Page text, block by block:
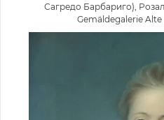
Сагредо Барбариго),
Gemäldegalerie